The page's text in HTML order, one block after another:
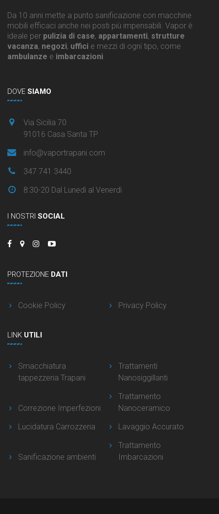
Da 10 anni mette a punto sanificazione con macchine
mobili efficaci anche nei posti più impensabili. Vapor è
ideale per pulizia di case, appartamenti, strutture
vacanza, negozi, uffici e mezzi di ogni tipo, come
ambulanze e imbarcazioni.
DOVE SIAMO
Via Sicilia 70
91016 Casa Santa TP
info@vaportrapani.com
347 741 3440
8:30-20 Dal Lunedì al Venerdì
I NOSTRI SOCIAL
PROTEZIONE DATI
Cookie Policy Privacy Policy
LINK UTILI
Smacchiatura
tappezzeria Trapani
Trattamenti
Nanosiggillanti
Correzione Imperfezioni
Trattamento
Nanoceramico
Lucidatura Carrozzeria
Lavaggio Accurato
Sanificazione ambienti
Trattamento
Imbarcazioni